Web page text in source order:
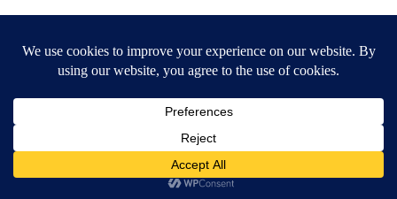
Qué dicen nuestros clientes sobre nosotros